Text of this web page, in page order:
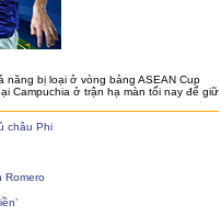
năng bị loại ở vòng bảng ASEAN Cup
Campuchia ở trận hạ màn tối nay để giữ
châu Phi
Romero